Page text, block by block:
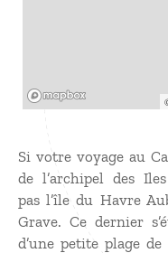
Si votre voyage au
de l’archipel des
pas l’île du Havre
Grave. Ce dernier
d’une petite plage